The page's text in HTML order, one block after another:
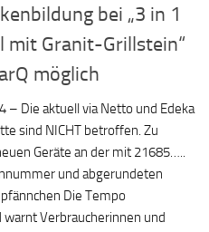
bei „3 in 1
mit Granit-Grillstein“
möglich
– Die aktuell via Netto und Edeka
sind NICHT betroffen. Zu
Geräte an der mit 21685…..
und abgerundeten
Die Tempo
warnt Verbraucherinnen und